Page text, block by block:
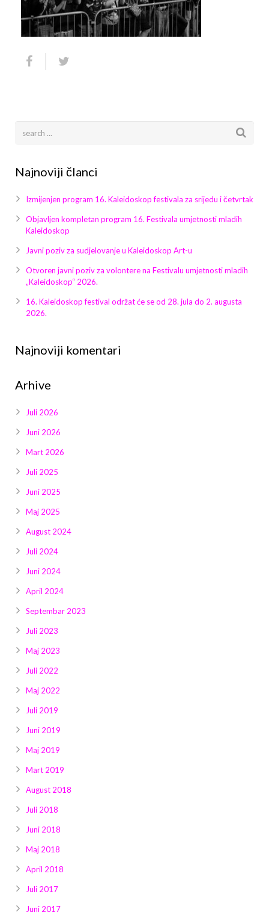
Video 2011
Video 2015
Video 2018
Galerija 2010
Galerija 2014
Galerija 2017
Galerija 2018
Galerija 2019
Galerija 2022
Galerija 2024
Galerija 2025
Arhiva
Najnoviji članci
Izmijenjen program 16. Kaleidoskop festivala za srijedu i četvrtak
Objavljen kompletan program 16. Festivala umjetnosti mladih
Kaleidoskop
Javni poziv za sudjelovanje u Kaleidoskop Art-u
Otvoren javni poziv za volontere na Festivalu umjetnosti mladih
„Kaleidoskop“ 2026.
16. Kaleidoskop festival održat će se od 28. jula do 2. augusta
2026.
Najnoviji komentari
Arhive
Juli 2026
Juni 2026
Mart 2026
Juli 2025
Juni 2025
Maj 2025
August 2024
Juli 2024
Juni 2024
April 2024
Septembar 2023
Juli 2023
Maj 2023
Juli 2022
Maj 2022
Juli 2019
Juni 2019
Maj 2019
Mart 2019
August 2018
Juli 2018
Juni 2018
Maj 2018
April 2018
Juli 2017
Juni 2017